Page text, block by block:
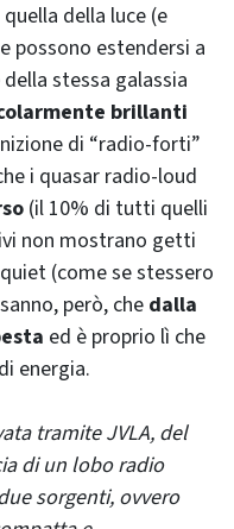
della luce (e
possono estendersi a
stessa galassia
brillanti
di “radio-forti”
i quasar radio-loud
(il 10% di tutti quelli
non mostrano getti
(come se stessero
però, che dalla
ed è proprio lì che
energia.
tramite JVLA, del
di un lobo radio
sorgenti, ovvero